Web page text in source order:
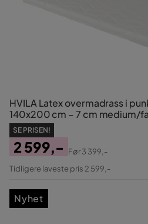
HVILA Latex overmadrass i
140x200 cm – 7 cm medium/
SE PRISEN!
Pris
2 599,-
Original
Før3 399,-
Tidligere laveste pris 2 599,-
Nyhet